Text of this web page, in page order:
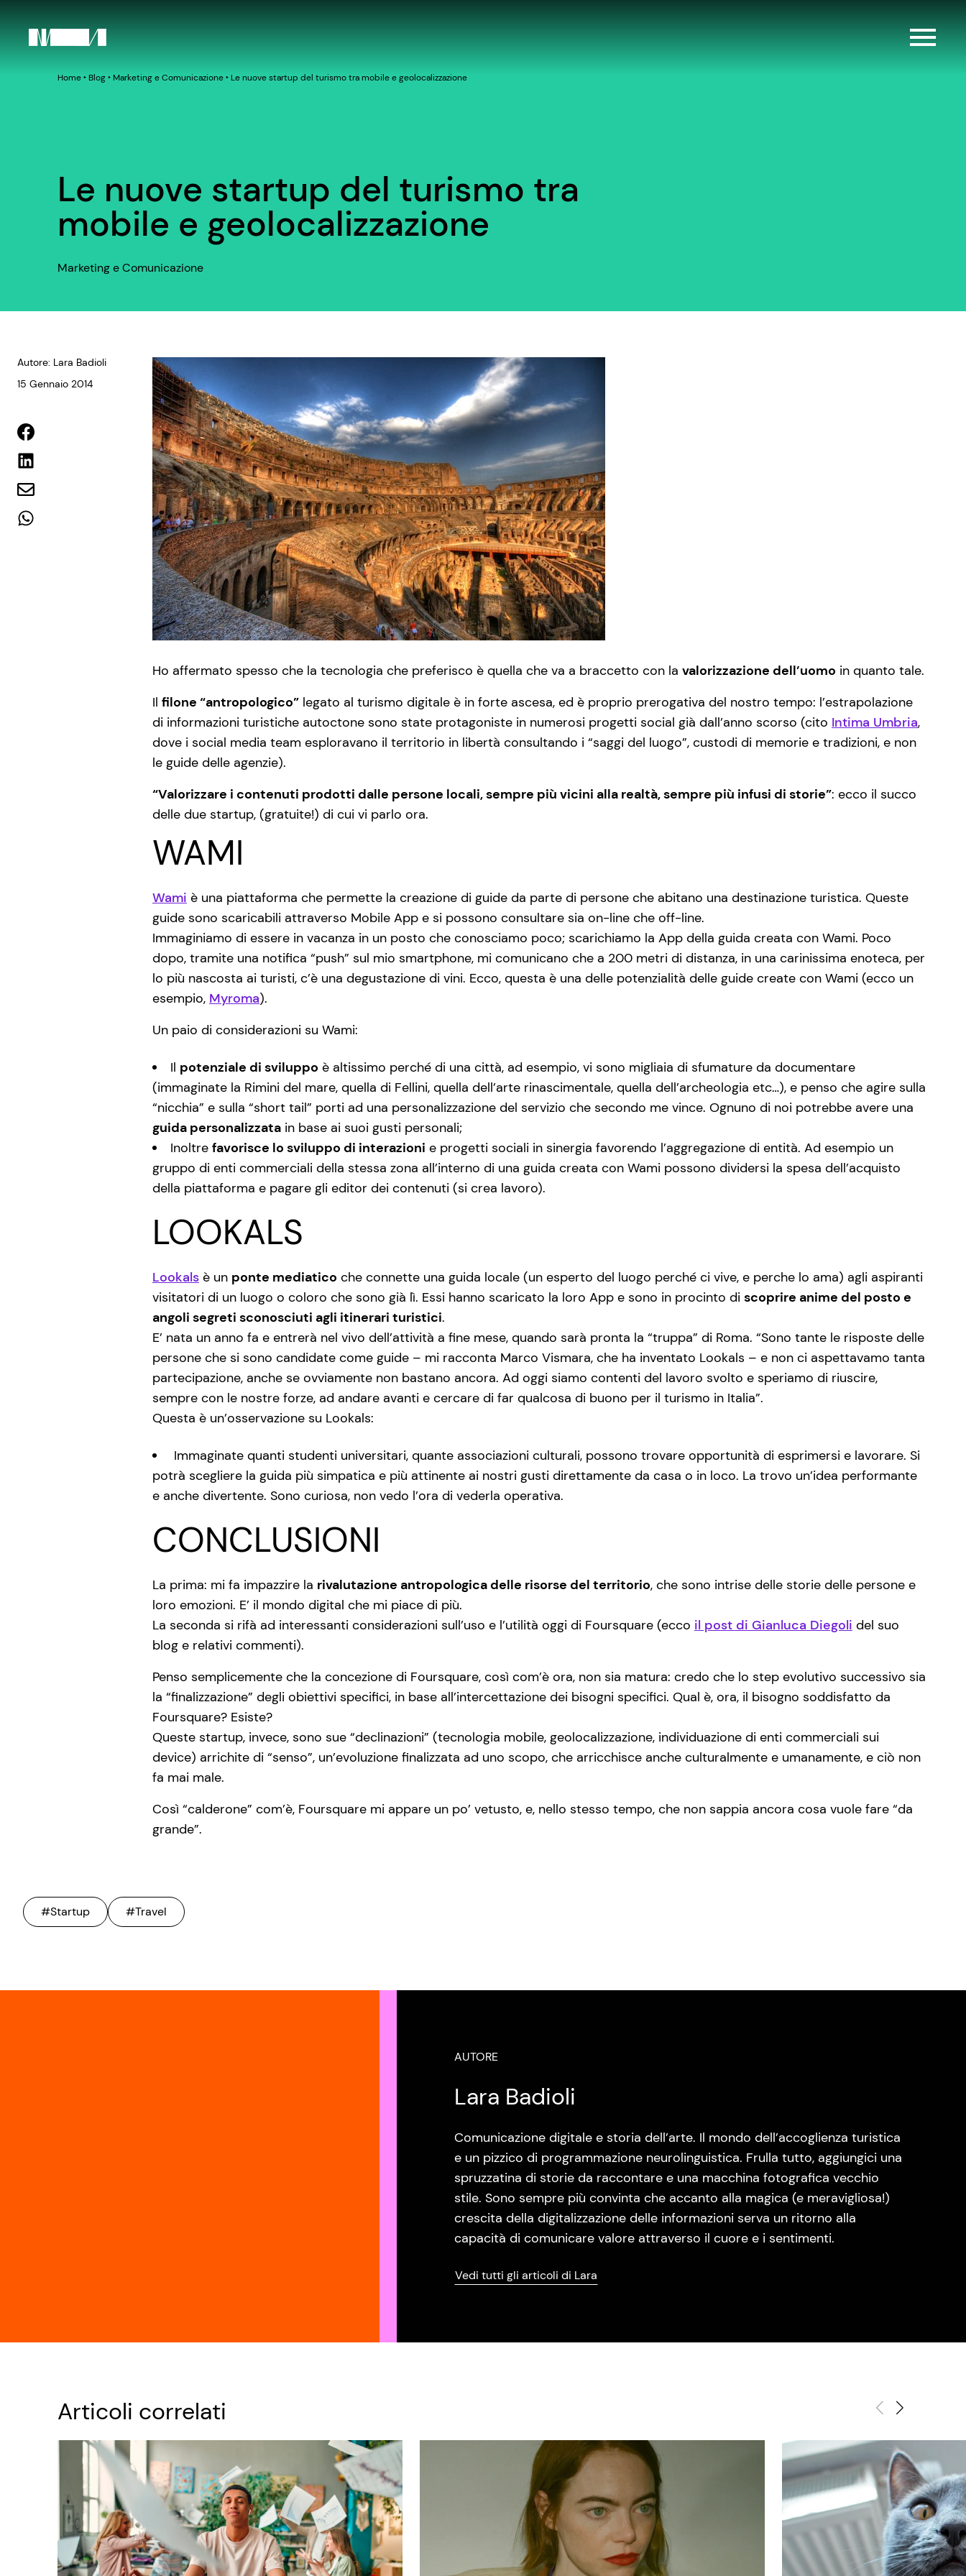
Home‣ Blog‣ Marketing e Comunicazione‣ Le nuove startup del turismo tra mobile e geolocalizzazione
Le nuove startup del turismo tra
mobile e geolocalizzazione
Marketing e Comunicazione
Autore: Lara Badioli
15 Gennaio 2014
Ho affermato spesso che la tecnologia che preferisco è quella che va a braccetto con la valorizzazione dell’uomo in quanto tale.
Il filone “antropologico” legato al turismo digitale è in forte ascesa, ed è proprio prerogativa del nostro tempo: l’estrapolazione
di informazioni turistiche autoctone sono state protagoniste in numerosi progetti social già dall’anno scorso (cito Intima Umbria,
dove i social media team esploravano il territorio in libertà consultando i “saggi del luogo”, custodi di memorie e tradizioni, e non
le guide delle agenzie).
“Valorizzare i contenuti prodotti dalle persone locali, sempre più vicini alla realtà, sempre più infusi di storie”: ecco il succo
delle due startup, (gratuite!) di cui vi parlo ora.
WAMI
Wami è una piattaforma che permette la creazione di guide da parte di persone che abitano una destinazione turistica. Queste
guide sono scaricabili attraverso Mobile App e si possono consultare sia on-line che off-line.
Immaginiamo di essere in vacanza in un posto che conosciamo poco; scarichiamo la App della guida creata con Wami. Poco
dopo, tramite una notifica “push” sul mio smartphone, mi comunicano che a 200 metri di distanza, in una carinissima enoteca, per
lo più nascosta ai turisti, c’è una degustazione di vini. Ecco, questa è una delle potenzialità delle guide create con Wami (ecco un
esempio, Myroma).
Un paio di considerazioni su Wami:
Il potenziale di sviluppo è altissimo perché di una città, ad esempio, vi sono migliaia di sfumature da documentare
(immaginate la Rimini del mare, quella di Fellini, quella dell’arte rinascimentale, quella dell’archeologia etc…), e penso che agire sulla
“nicchia” e sulla “short tail” porti ad una personalizzazione del servizio che secondo me vince. Ognuno di noi potrebbe avere una
guida personalizzata in base ai suoi gusti personali;
Inoltre favorisce lo sviluppo di interazioni e progetti sociali in sinergia favorendo l’aggregazione di entità. Ad esempio un
gruppo di enti commerciali della stessa zona all’interno di una guida creata con Wami possono dividersi la spesa dell’acquisto
della piattaforma e pagare gli editor dei contenuti (si crea lavoro).
LOOKALS
Lookals è un ponte mediatico che connette una guida locale (un esperto del luogo perché ci vive, e perche lo ama) agli aspiranti
visitatori di un luogo o coloro che sono già lì. Essi hanno scaricato la loro App e sono in procinto di scoprire anime del posto e
angoli segreti sconosciuti agli itinerari turistici.
E’ nata un anno fa e entrerà nel vivo dell’attività a fine mese, quando sarà pronta la “truppa” di Roma. “Sono tante le risposte delle
persone che si sono candidate come guide – mi racconta Marco Vismara, che ha inventato Lookals – e non ci aspettavamo tanta
partecipazione, anche se ovviamente non bastano ancora. Ad oggi siamo contenti del lavoro svolto e speriamo di riuscire,
sempre con le nostre forze, ad andare avanti e cercare di far qualcosa di buono per il turismo in Italia”.
Questa è un’osservazione su Lookals:
Immaginate quanti studenti universitari, quante associazioni culturali, possono trovare opportunità di esprimersi e lavorare. Si
potrà scegliere la guida più simpatica e più attinente ai nostri gusti direttamente da casa o in loco. La trovo un’idea performante
e anche divertente. Sono curiosa, non vedo l’ora di vederla operativa.
CONCLUSIONI
La prima: mi fa impazzire la rivalutazione antropologica delle risorse del territorio, che sono intrise delle storie delle persone e
loro emozioni. E’ il mondo digital che mi piace di più.
La seconda si rifà ad interessanti considerazioni sull’uso e l’utilità oggi di Foursquare (ecco il post di Gianluca Diegoli del suo
blog e relativi commenti).
Penso semplicemente che la concezione di Foursquare, così com’è ora, non sia matura: credo che lo step evolutivo successivo sia
la “finalizzazione” degli obiettivi specifici, in base all’intercettazione dei bisogni specifici. Qual è, ora, il bisogno soddisfatto da
Foursquare? Esiste?
Queste startup, invece, sono sue “declinazioni” (tecnologia mobile, geolocalizzazione, individuazione di enti commerciali sui
device) arrichite di “senso”, un’evoluzione finalizzata ad uno scopo, che arricchisce anche culturalmente e umanamente, e ciò non
fa mai male.
Così “calderone” com’è, Foursquare mi appare un po’ vetusto, e, nello stesso tempo, che non sappia ancora cosa vuole fare “da
grande”.
#Startup #Travel
AUTORE
Lara Badioli
Comunicazione digitale e storia dell’arte. Il mondo dell’accoglienza turistica
e un pizzico di programmazione neurolinguistica. Frulla tutto, aggiungici una
spruzzatina di storie da raccontare e una macchina fotografica vecchio
stile. Sono sempre più convinta che accanto alla magica (e meravigliosa!)
crescita della digitalizzazione delle informazioni serva un ritorno alla
capacità di comunicare valore attraverso il cuore e i sentimenti.
Vedi tutti gli articoli di Lara
Articoli correlati